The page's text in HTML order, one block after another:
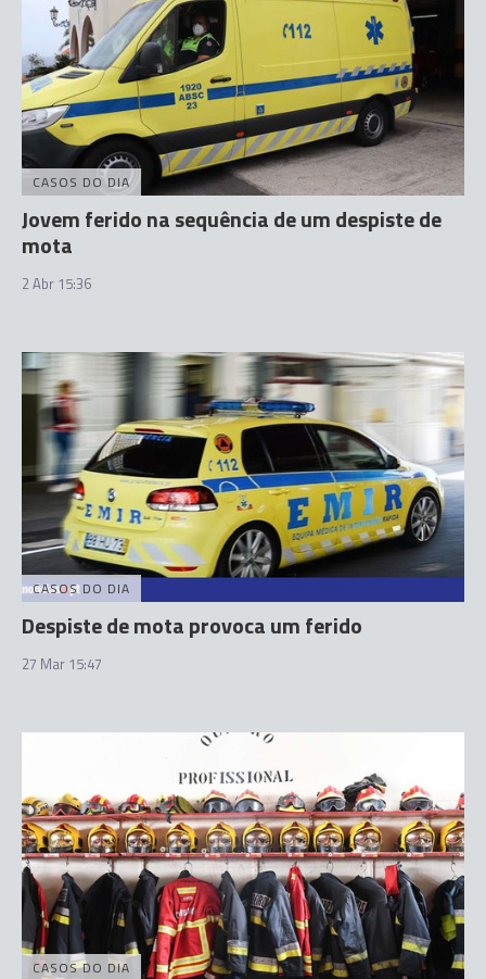
CASOS DO DIA
Jovem ferido na sequência de um despiste de
mota
2 Abr 15:36
CASOS DO DIA
Despiste de mota provoca um ferido
27 Mar 15:47
CASOS DO DIA